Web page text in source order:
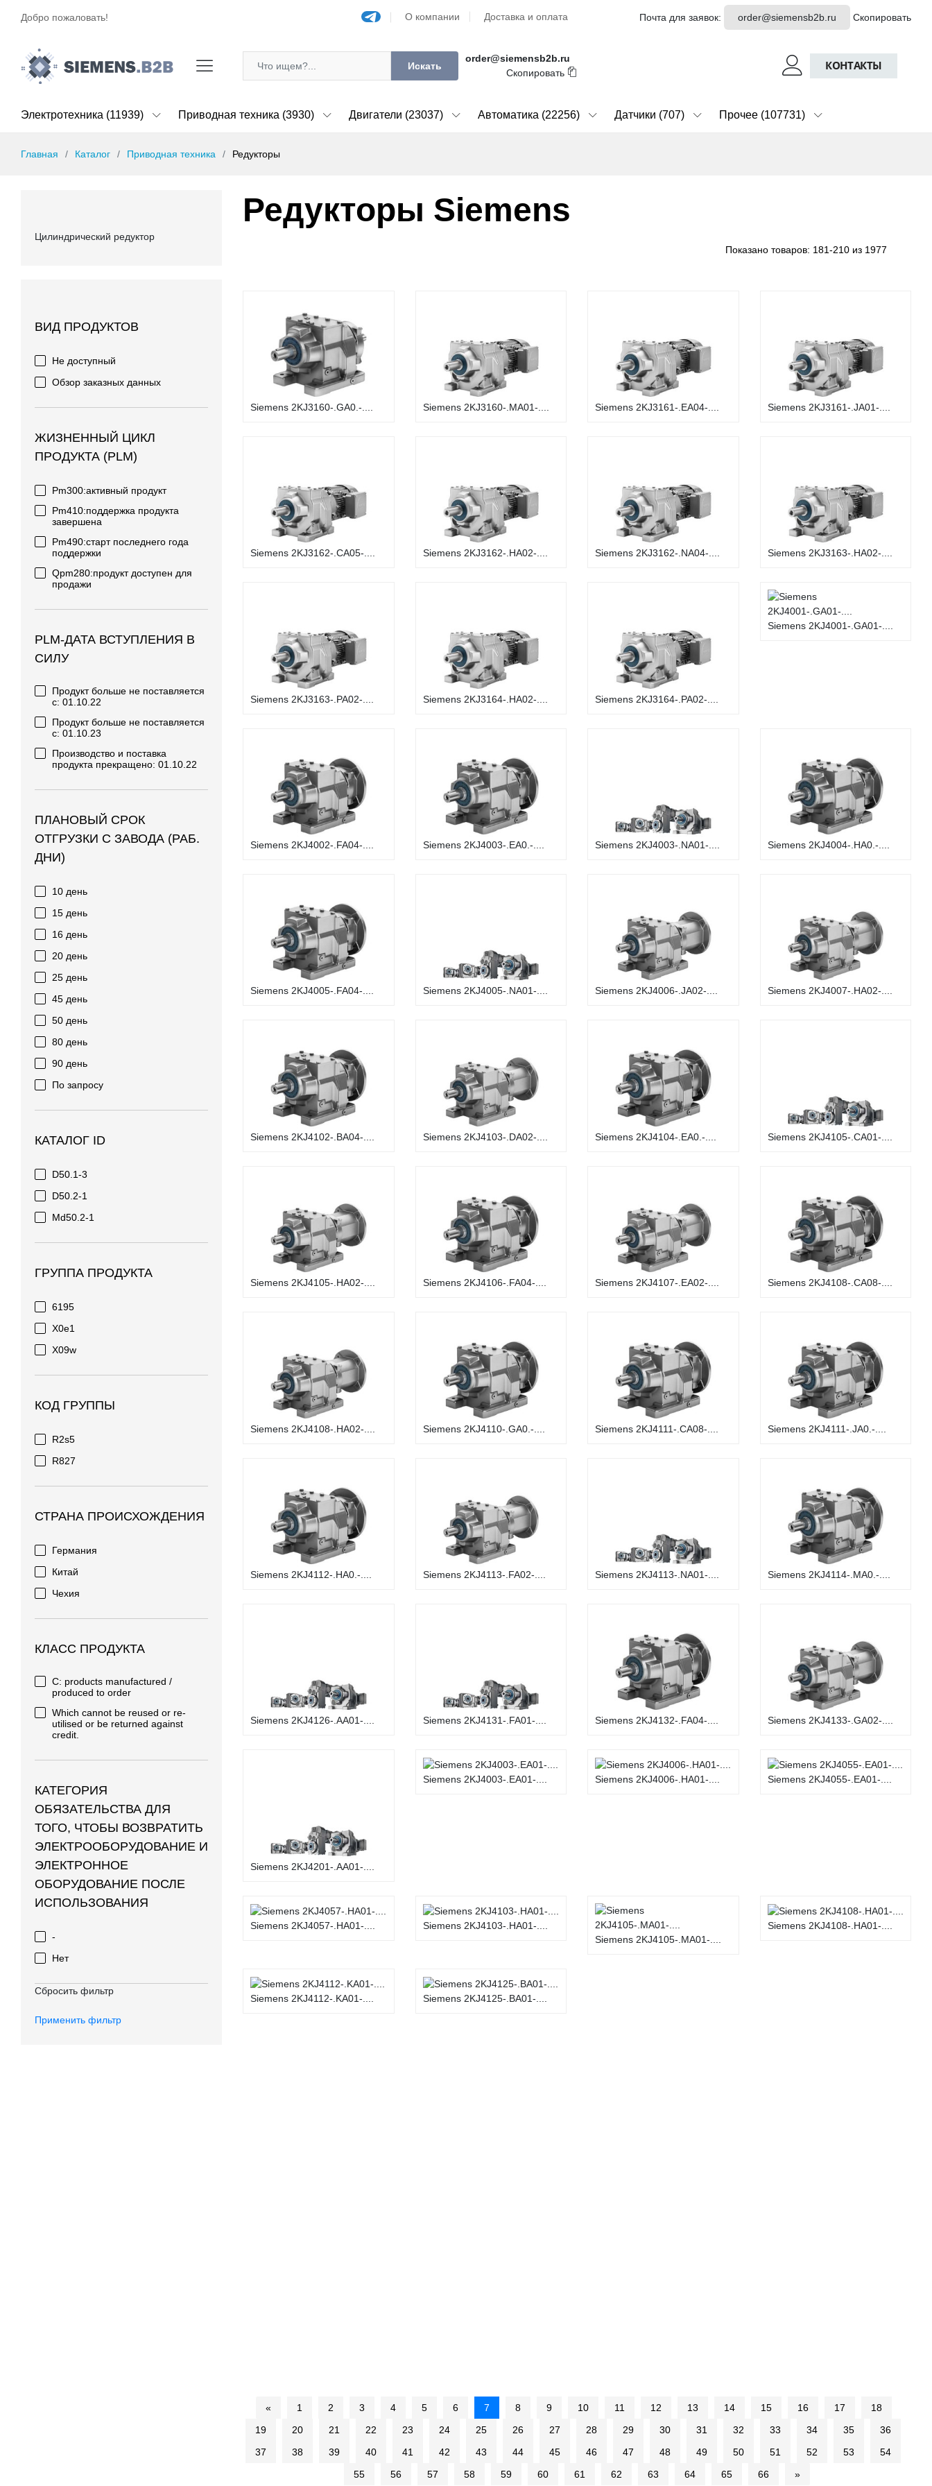
Добро пожаловать! О компании Доставка и оплата Почта для заявок: order@siemensb2b.ru Скопировать
Искать
order@siemensb2b.ru
Скопировать
КОНТАКТЫ
Электротехника (11939) Приводная техника (3930) Двигатели (23037) Автоматика (22256) Датчики (707) Прочее (107731)
Главная Каталог Приводная техника Редукторы
Цилиндрический редуктор
ВИД ПРОДУКТОВ
Не доступный
Обзор заказных данных
ЖИЗНЕННЫЙ ЦИКЛ
ПРОДУКТА (PLM)
Pm300:активный продукт
Pm410:поддержка продукта
завершена
Pm490:старт последнего года
поддержки
Qpm280:продукт доступен для
продажи
PLM-ДАТА ВСТУПЛЕНИЯ В
СИЛУ
Продукт больше не поставляется
с: 01.10.22
Продукт больше не поставляется
с: 01.10.23
Производство и поставка
продукта прекращено: 01.10.22
ПЛАНОВЫЙ СРОК
ОТГРУЗКИ С ЗАВОДА (РАБ.
ДНИ)
10 день
15 день
16 день
20 день
25 день
45 день
50 день
80 день
90 день
По запросу
КАТАЛОГ ID
D50.1-3
D50.2-1
Md50.2-1
ГРУППА ПРОДУКТА
6195
X0e1
X09w
КОД ГРУППЫ
R2s5
R827
СТРАНА ПРОИСХОЖДЕНИЯ
Германия
Китай
Чехия
КЛАСС ПРОДУКТА
C: products manufactured /
produced to order
Which cannot be reused or re-
utilised or be returned against
credit.
КАТЕГОРИЯ
ОБЯЗАТЕЛЬСТВА ДЛЯ
ТОГО, ЧТОБЫ ВОЗВРАТИТЬ
ЭЛЕКТРООБОРУДОВАНИЕ И
ЭЛЕКТРОННОЕ
ОБОРУДОВАНИЕ ПОСЛЕ
ИСПОЛЬЗОВАНИЯ
-
Нет
Сбросить фильтр
Применить фильтр
Редукторы Siemens
Показано товаров: 181-210 из 1977
Siemens 2KJ3160-.GA0.-.... Siemens 2KJ3160-.MA01-.... Siemens 2KJ3161-.EA04-.... Siemens 2KJ3161-.JA01-....
Siemens 2KJ3162-.CA05-.... Siemens 2KJ3162-.HA02-.... Siemens 2KJ3162-.NA04-.... Siemens 2KJ3163-.HA02-....
Siemens 2KJ3163-.PA02-.... Siemens 2KJ3164-.HA02-.... Siemens 2KJ3164-.PA02-....
Siemens 2KJ4001-.GA01-....
Siemens 2KJ4002-.FA04-.... Siemens 2KJ4003-.EA0.-.... Siemens 2KJ4003-.NA01-.... Siemens 2KJ4004-.HA0.-....
Siemens 2KJ4005-.FA04-.... Siemens 2KJ4005-.NA01-.... Siemens 2KJ4006-.JA02-.... Siemens 2KJ4007-.HA02-....
Siemens 2KJ4102-.BA04-.... Siemens 2KJ4103-.DA02-.... Siemens 2KJ4104-.EA0.-.... Siemens 2KJ4105-.CA01-....
Siemens 2KJ4105-.HA02-.... Siemens 2KJ4106-.FA04-.... Siemens 2KJ4107-.EA02-.... Siemens 2KJ4108-.CA08-....
Siemens 2KJ4108-.HA02-.... Siemens 2KJ4110-.GA0.-.... Siemens 2KJ4111-.CA08-.... Siemens 2KJ4111-.JA0.-....
Siemens 2KJ4112-.HA0.-.... Siemens 2KJ4113-.FA02-.... Siemens 2KJ4113-.NA01-.... Siemens 2KJ4114-.MA0.-....
Siemens 2KJ4126-.AA01-.... Siemens 2KJ4131-.FA01-.... Siemens 2KJ4132-.FA04-.... Siemens 2KJ4133-.GA02-....
Siemens 2KJ4201-.AA01-....
Siemens 2KJ4003-.EA01-.... Siemens 2KJ4006-.HA01-.... Siemens 2KJ4055-.EA01-....
Siemens 2KJ4057-.HA01-....
Siemens 2KJ4103-.HA01-....
Siemens 2KJ4105-.MA01-....
Siemens 2KJ4108-.HA01-....
Siemens 2KJ4112-.KA01-.... Siemens 2KJ4125-.BA01-....
« 1 2 3 4 5 6 7 8 9 10 11 12 13 14 15 16 17
18
19
20 21 22 23 24 25 26 27 28 29 30 31 32 33 34 35
36
37
38 39 40 41 42 43 44 45 46 47 48 49 50 51 52 53
54
55
56 57 58 59 60 61 62 63 64 65 66 »